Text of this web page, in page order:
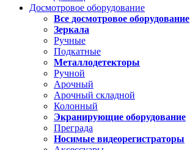
Досмотровое оборудование
Все досмотровое оборудование
Зеркала
Ручные
Подкатные
Металлодетекторы
Ручной
Арочный
Арочный складной
Колонный
Экранирующие оборудование
Преграда
Носимые видеорегистраторы